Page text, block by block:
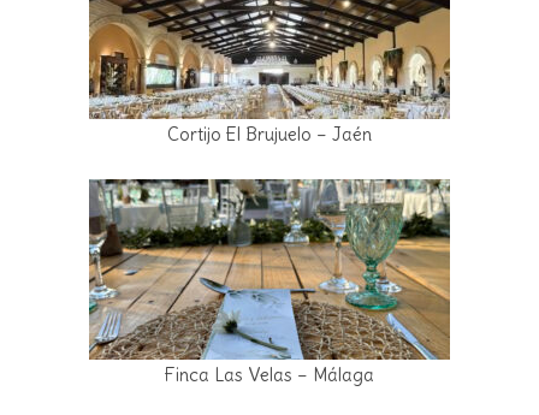
Cortijo El Brujuelo – Jaén
Finca Las Velas – Málaga